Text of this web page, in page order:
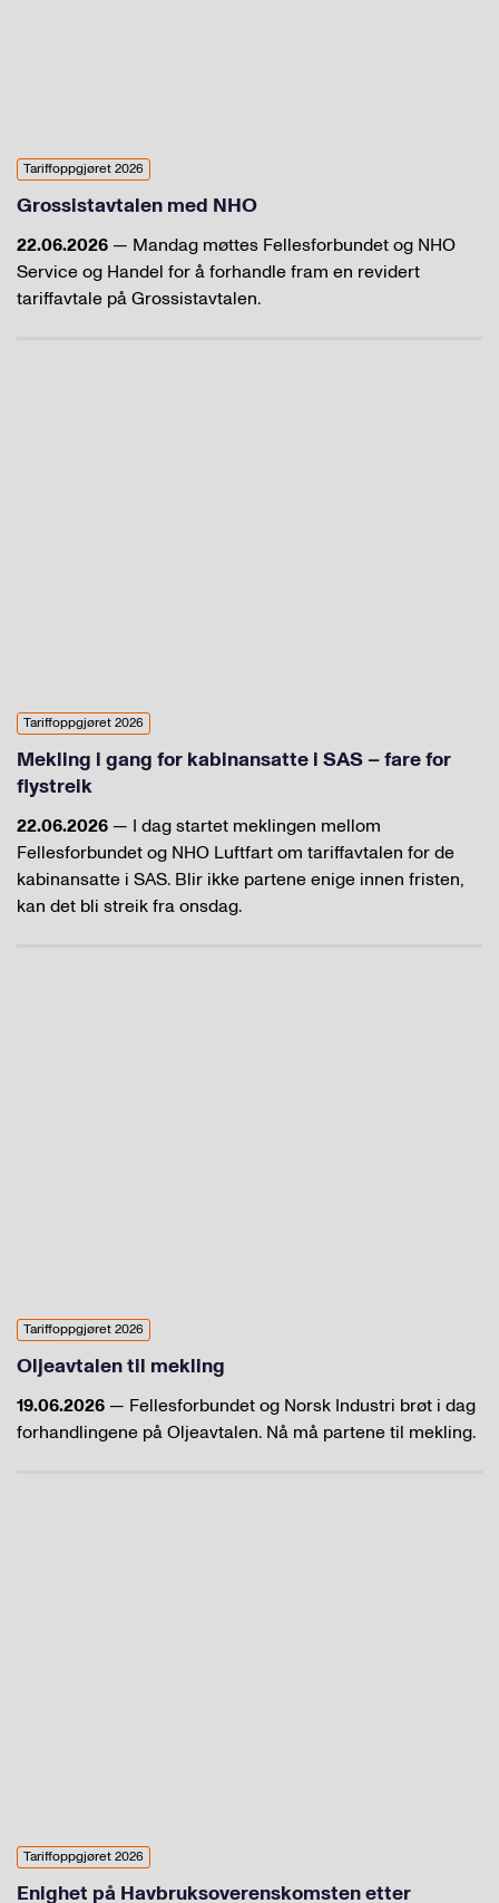
Tariffoppgjøret 2026
Grossistavtalen med NHO
22.06.2026 — Mandag møttes Fellesforbundet og NHO
Service og Handel for å forhandle fram en revidert
tariffavtale på Grossistavtalen.
Tariffoppgjøret 2026
Mekling i gang for kabinansatte i SAS – fare for
flystreik
22.06.2026 — I dag startet meklingen mellom
Fellesforbundet og NHO Luftfart om tariffavtalen for de
kabinansatte i SAS. Blir ikke partene enige innen fristen,
kan det bli streik fra onsdag.
Tariffoppgjøret 2026
Oljeavtalen til mekling
19.06.2026 — Fellesforbundet og Norsk Industri brøt i dag
forhandlingene på Oljeavtalen. Nå må partene til mekling.
Tariffoppgjøret 2026
Enighet på Havbruksoverenskomsten etter